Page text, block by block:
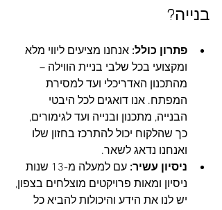
בנייה?
פתרון כולל: אנחנו מציעים ליווי מלא
ומקצועי בכל שלבי בניית הווילה –
מהתכנון האדריכלי ועד למסירת
המפתח. אנו דואגים לכל היבטי
הבנייה, מתכנון ובנייה ועד לגימורים,
כך שהלקוח יכול להתרכז בחזון שלו
ואנחנו נדאג לשאר.
ניסיון עשיר:
עם למעלה מ-13 שנות
ניסיון ומאות פרויקטים מוצלחים בצפון,
יש לנו את הידע והיכולות להביא כל